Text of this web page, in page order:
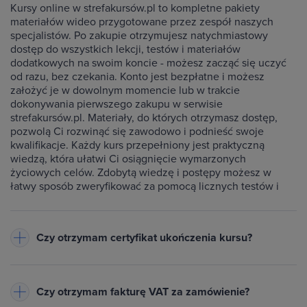
Kursy online w strefakursów.pl to kompletne pakiety
materiałów wideo przygotowane przez zespół naszych
specjalistów. Po zakupie otrzymujesz natychmiastowy
dostęp do wszystkich lekcji, testów i materiałów
dodatkowych na swoim koncie - możesz zacząć się uczyć
od razu, bez czekania. Konto jest bezpłatne i możesz
założyć je w dowolnym momencie lub w trakcie
dokonywania pierwszego zakupu w serwisie
strefakursów.pl. Materiały, do których otrzymasz dostęp,
pozwolą Ci rozwinąć się zawodowo i podnieść swoje
kwalifikacje. Każdy kurs przepełniony jest praktyczną
wiedzą, która ułatwi Ci osiągnięcie wymarzonych
życiowych celów. Zdobytą wiedzę i postępy możesz w
łatwy sposób zweryfikować za pomocą licznych testów i
Czy otrzymam certyfikat ukończenia kursu?
Twoim koncie w zakładce Certyfikaty. Warunkiem jego
Czy otrzymam fakturę VAT za zamówienie?